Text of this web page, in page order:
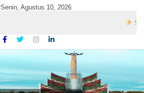
Senin, Agustus 10, 2026